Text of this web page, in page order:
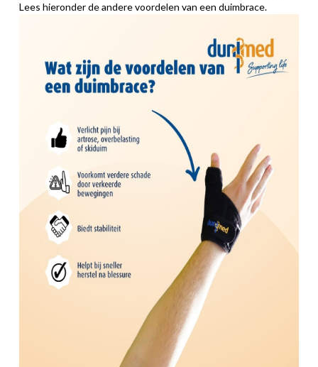
Lees hieronder de andere voordelen van een duimbrace.